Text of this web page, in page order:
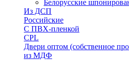
Белорусские
Из ДСП
Российские
C ПВХ-пленкой
CPL
Двери оптом (собственное
из МДФ